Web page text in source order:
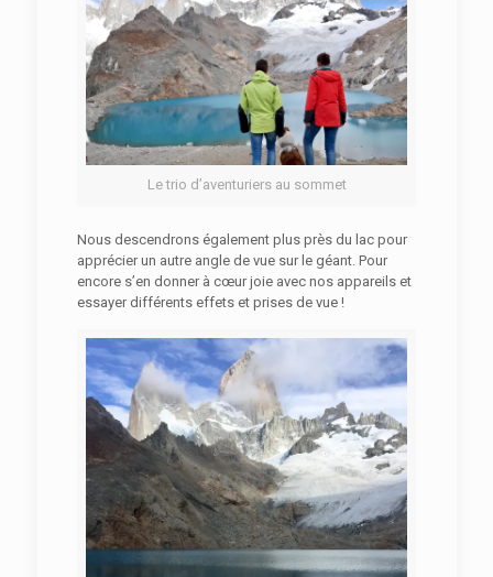
Le trio d’aventuriers au sommet
Nous descendrons également plus près du lac pour
apprécier un autre angle de vue sur le géant. Pour
encore s’en donner à cœur joie avec nos appareils et
essayer différents effets et prises de vue !